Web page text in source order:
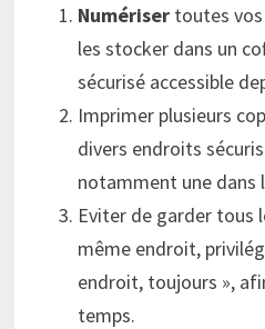
Numériser toutes
les stocker dans un
sécurisé accessible
Imprimer plusieurs
divers endroits
notamment une dans
Eviter de garder tous
même endroit,
endroit, toujours »,
temps.